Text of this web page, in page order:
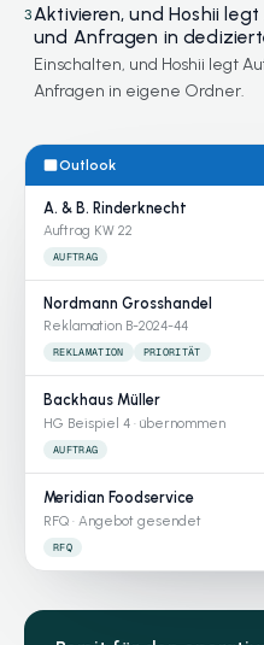
3 Aktivieren, und Hoshii
und Anfragen in
Einschalten, und Hoshii legt
Anfragen in eigene Ordner.
Outlook
A. & B. Rinderknecht
Auftrag KW 22
AUFTRAG
Nordmann Grosshandel
Reklamation B-2024-44
REKLAMATION PRIORITÄT
Backhaus Müller
HG Beispiel 4 · übernommen
AUFTRAG
Meridian Foodservice
RFQ · Angebot gesendet
RFQ